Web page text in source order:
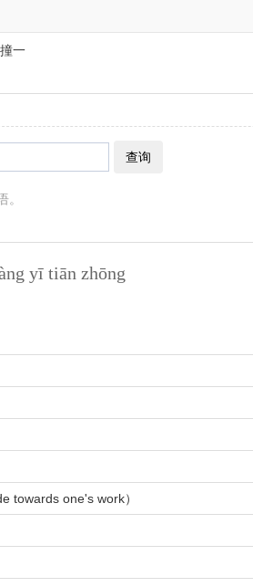
一
查询
yī tiān zhōng
towards one's work）